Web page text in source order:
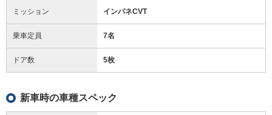
ミッション インパネCVT
乗車定員 7名
ドア数 5枚
新車時の車種スペック